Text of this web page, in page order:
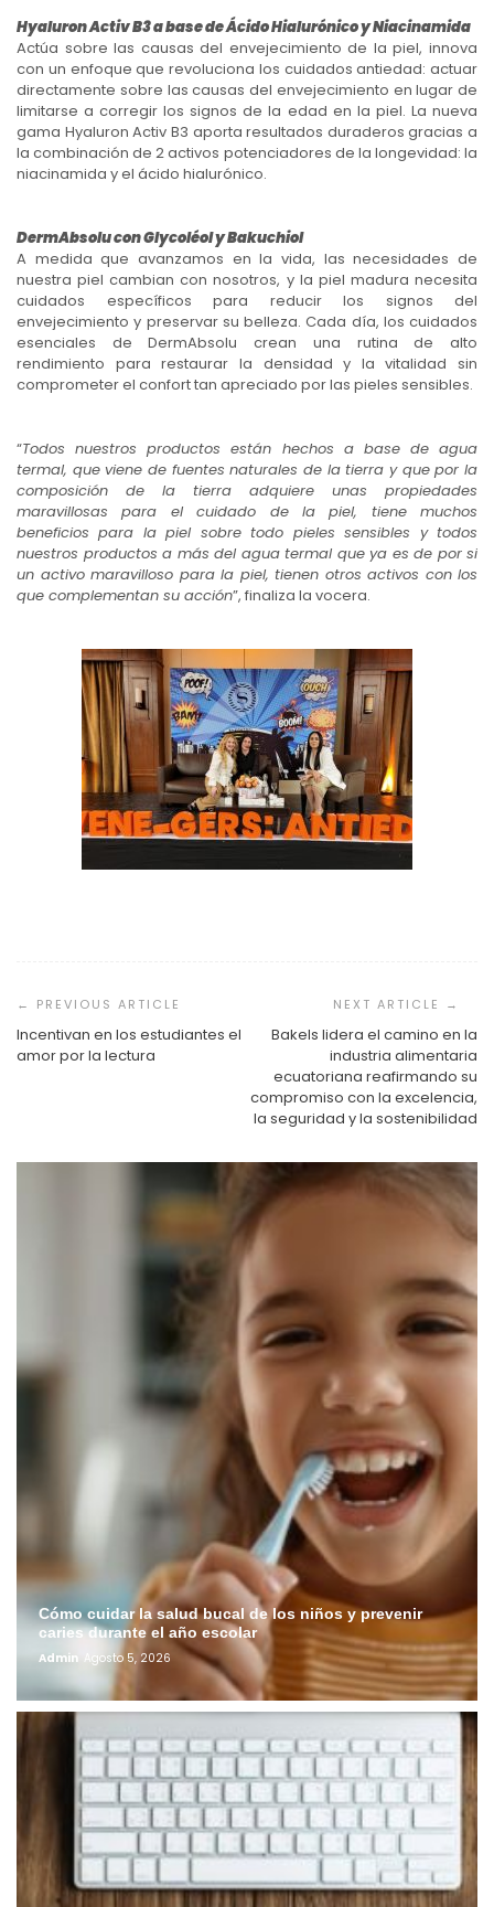
Hyaluron Activ B3 a base de Ácido Hialurónico y Niacinamida
Actúa sobre las causas del envejecimiento de la piel, innova
con un enfoque que revoluciona los cuidados antiedad: actuar
directamente sobre las causas del envejecimiento en lugar de
limitarse a corregir los signos de la edad en la piel. La nueva
gama Hyaluron Activ B3 aporta resultados duraderos gracias a
la combinación de 2 activos potenciadores de la longevidad: la
niacinamida y el ácido hialurónico.
DermAbsolu con Glycoléol y Bakuchiol
A medida que avanzamos en la vida, las necesidades de
nuestra piel cambian con nosotros, y la piel madura necesita
cuidados específicos para reducir los signos del
envejecimiento y preservar su belleza. Cada día, los cuidados
esenciales de DermAbsolu crean una rutina de alto
rendimiento para restaurar la densidad y la vitalidad sin
comprometer el confort tan apreciado por las pieles sensibles.
“Todos nuestros productos están hechos a base de agua
termal, que viene de fuentes naturales de la tierra y que por la
composición de la tierra adquiere unas propiedades
maravillosas para el cuidado de la piel, tiene muchos
beneficios para la piel sobre todo pieles sensibles y todos
nuestros productos a más del agua termal que ya es de por si
un activo maravilloso para la piel, tienen otros activos con los
que complementan su acción”, finaliza la vocera.
de
entradas
Incentivan en los estudiantes el
amor por la lectura
Bakels lidera el camino en la
industria alimentaria
ecuatoriana reafirmando su
compromiso con la excelencia,
la seguridad y la sostenibilidad
Cómo cuidar la salud bucal de los niños y prevenir
caries durante el año escolar
Admin Agosto 5, 2026